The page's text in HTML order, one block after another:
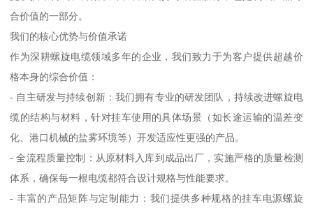
合价值的一部分。
我们的核心优势与价值承诺
作为深耕螺旋电缆领域多年的企业，我们致力于为客户提供超越价
格本身的综合价值：
- 自主研发与持续创新：我们拥有专业的研发团队，持续改进螺旋电
缆的结构与材料，针对挂车使用的具体场景（如长途运输的温差变
化、港口机械的盐雾环境等）开发适应性更强的产品。
- 全流程质量控制：从原材料入库到成品出厂，实施严格的质量检测
体系，确保每一根电缆都符合设计规格与性能要求。
- 丰富的产品矩阵与定制能力：我们提供多种规格的挂车电源螺旋